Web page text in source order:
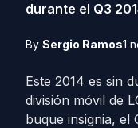
durante el Q3
By Sergio Ramos1
Este 2014 es sin
división móvil de
buque insignia, el